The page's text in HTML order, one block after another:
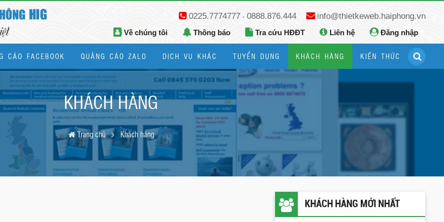
0225.7774777 - 0888.876.444 info@thietkeweb.haiphong.vn
Về chúng tôi Thông báo Tra cứu HĐĐT Liên hệ Đăng nhập
CÁO FACEBOOK QUẢNG CÁO ZALO DỊCH VỤ KHÁC TUYỂN DỤNG KHÁCH HÀNG KIẾN THỨC
KHÁCH HÀNG
Trang chủ Khách hàng
KHÁCH HÀNG MỚI NHẤT